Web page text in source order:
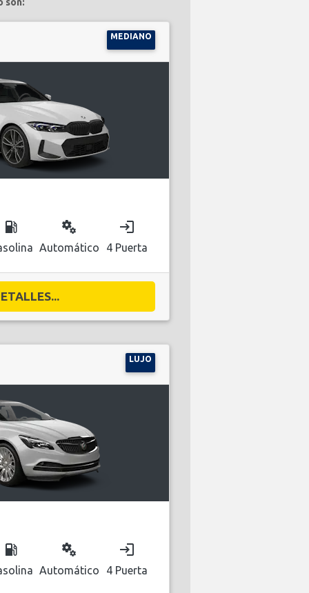
MEDIANO
local_gas_station miscellaneous_services
Automático
login
4 Puerta
LUJO
local_gas_station miscellaneous_services
Automático
login
4 Puerta